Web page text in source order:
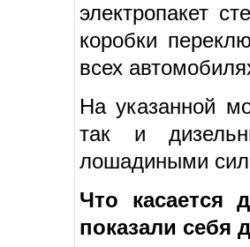
электропакет
коробки
всех
На указанной
так и
лошадиными
Что касается
показали себя